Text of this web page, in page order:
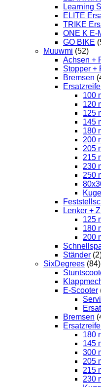
Learning
ELITE
TRIKE
ONE K E-
GO BIKE
Muuwmi (52)
Achsen +
Stopper +
Bremsen
100
120
125
145
180
200
205
215
230
250
Lenker +
125
180
200
Ständer
SixDegrees (84)
E-Scooter
Bremsen
180
145
300
205
215
230